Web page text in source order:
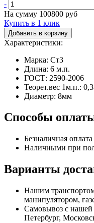
-
На сумму 100800 руб
Купить в 1 клик
Добавить в корзину
Характеристики:
Марка: Ст3
Длина: 6 м.п.
ГОСТ: 2590-2006
Теорет.вес 1м.п.:
Диаметр: 8мм
Способы
Безналичная
Наличными при
Варианты
Нашим
манипулятором,
Самовывоз с нашей
Петербург,